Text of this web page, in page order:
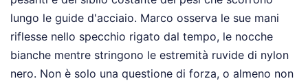
lungo le guide d'acciaio. Marco osserva le sue mani
riflesse nello specchio rigato dal tempo, le nocche
bianche mentre stringono le estremità ruvide di nylon
nero. Non è solo una questione di forza, o almeno non